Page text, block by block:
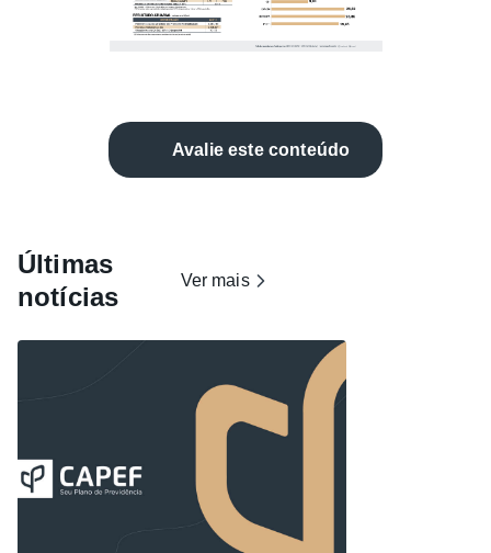
Avalie este conteúdo
Últimas
notícias
Ver mais